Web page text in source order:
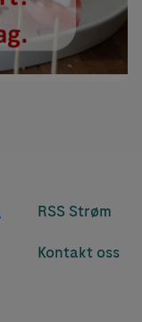
RSS Strøm
Kontakt oss